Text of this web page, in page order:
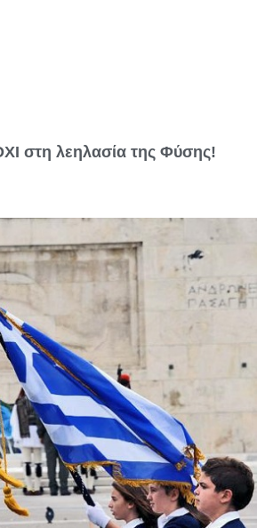
στη λεηλασία της Φύσης!